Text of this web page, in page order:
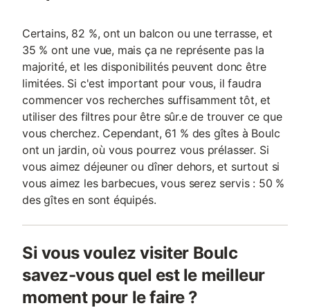
Certains, 82 %, ont un balcon ou une terrasse, et
35 % ont une vue, mais ça ne représente pas la
majorité, et les disponibilités peuvent donc être
limitées. Si c'est important pour vous, il faudra
commencer vos recherches suffisamment tôt, et
utiliser des filtres pour être sûr.e de trouver ce que
vous cherchez. Cependant, 61 % des gîtes à Boulc
ont un jardin, où vous pourrez vous prélasser. Si
vous aimez déjeuner ou dîner dehors, et surtout si
vous aimez les barbecues, vous serez servis : 50 %
des gîtes en sont équipés.
Si vous voulez visiter Boulc
savez-vous quel est le meilleur
moment pour le faire ?